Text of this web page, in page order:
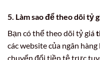
5. Làm sao để theo dõi tỷ
Bạn có thể theo dõi tỷ giá
các website của ngân
chuyển đổi tiền tệ trực